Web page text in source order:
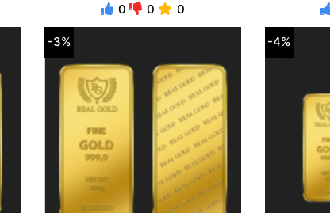
0
0 0
-3% -4%